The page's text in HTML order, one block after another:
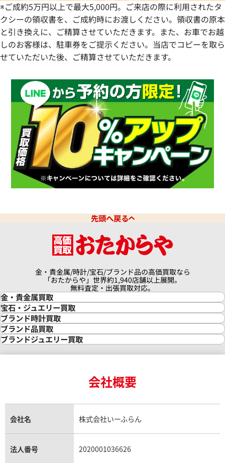
※ご成約5万円以上で最大5,000円。ご来店の際に利用されたタ
クシーの領収書を、ご成約時にお渡しください。領収書の原本
と引き換えに、ご精算させていただきます。また、お車でお越
しのお客様は、駐車券をご提示ください。当店でコピーを取ら
せていただいた後、ご精算させていただきます。
先頭へ戻る
金・貴金属/時計/宝石/ブランド品の高価買取なら
「おたからや」世界約1,940店舗以上展開。
無料査定・出張買取対応。
金・貴金属買取
金買取
金の相場価格情報
金の参考買取価格一覧
インゴット買取
インゴットの相場価格情報
24金買取
金貨買取
貴金属買取
銀・シルバー買取
パラジウム買取
宝石・ジュエリー買取
宝石・ジュエリー買取
ダイヤモンド買取
ダイヤモンド・宝石の参考価格一覧
リング・結婚指輪買取
エメラルド買取
トパーズ買取
タンザナイト買取
キャッツアイ買取
ブランド時計買取
時計買取
ロレックス買取
ロレックス デイトナ買取
ロレックス サブマリーナー買取
ロレックス エクスプローラー買取
ロレックス デイトジャスト買取
パテック フィリップノーチラス買取
ヴァシュロン・コンスタンタン買取
ブランド品買取
ブランド買取
シャネル マトラッセ買取
セリーヌ買取
ブランドジュエリー買取
ヴァンクリーフ＆アーペル買取
ショーメ買取
ダミアーニ買取
会社概要
会社名 株式会社いーふらん
法人番号 2020001036626